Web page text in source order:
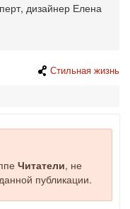
дизайнер Елена
Стильная жизнь
Читатели, не
публикации.